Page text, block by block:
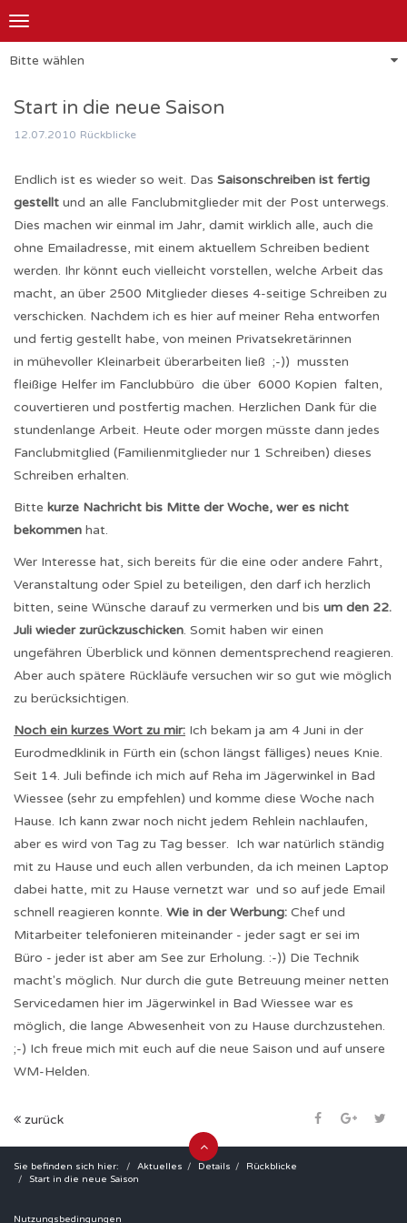
Toggle
navigation
Bitte wählen
Start in die neue Saison
12.07.2010 Rückblicke
Endlich ist es wieder so weit. Das Saisonschreiben ist fertig
gestellt und an alle Fanclubmitglieder mit der Post unterwegs.
Dies machen wir einmal im Jahr, damit wirklich alle, auch die
ohne Emailadresse, mit einem aktuellem Schreiben bedient
werden. Ihr könnt euch vielleicht vorstellen, welche Arbeit das
macht, an über 2500 Mitglieder dieses 4-seitige Schreiben zu
verschicken. Nachdem ich es hier auf meiner Reha entworfen
und fertig gestellt habe, von meinen Privatsekretärinnen
in mühevoller Kleinarbeit überarbeiten ließ ;-)) mussten
fleißige Helfer im Fanclubbüro die über 6000 Kopien falten,
couvertieren und postfertig machen. Herzlichen Dank für die
stundenlange Arbeit. Heute oder morgen müsste dann jedes
Fanclubmitglied (Familienmitglieder nur 1 Schreiben) dieses
Schreiben erhalten.
Bitte kurze Nachricht bis Mitte der Woche, wer es nicht
bekommen hat.
Wer Interesse hat, sich bereits für die eine oder andere Fahrt,
Veranstaltung oder Spiel zu beteiligen, den darf ich herzlich
bitten, seine Wünsche darauf zu vermerken und bis um den 22.
Juli wieder zurückzuschicken. Somit haben wir einen
ungefähren Überblick und können dementsprechend reagieren.
Aber auch spätere Rückläufe versuchen wir so gut wie möglich
zu berücksichtigen.
Noch ein kurzes Wort zu mir: Ich bekam ja am 4 Juni in der
Eurodmedklinik in Fürth ein (schon längst fälliges) neues Knie.
Seit 14. Juli befinde ich mich auf Reha im Jägerwinkel in Bad
Wiessee (sehr zu empfehlen) und komme diese Woche nach
Hause. Ich kann zwar noch nicht jedem Rehlein nachlaufen,
aber es wird von Tag zu Tag besser. Ich war natürlich ständig
mit zu Hause und euch allen verbunden, da ich meinen Laptop
dabei hatte, mit zu Hause vernetzt war und so auf jede Email
schnell reagieren konnte. Wie in der Werbung: Chef und
Mitarbeiter telefonieren miteinander - jeder sagt er sei im
Büro - jeder ist aber am See zur Erholung. :-)) Die Technik
macht's möglich. Nur durch die gute Betreuung meiner netten
Servicedamen hier im Jägerwinkel in Bad Wiessee war es
möglich, die lange Abwesenheit von zu Hause durchzustehen.
;-) Ich freue mich mit euch auf die neue Saison und auf unsere
WM-Helden.
zurück
Sie befinden sich hier: Aktuelles Details
Rückblicke
Start in die neue Saison
Nutzungsbedingungen